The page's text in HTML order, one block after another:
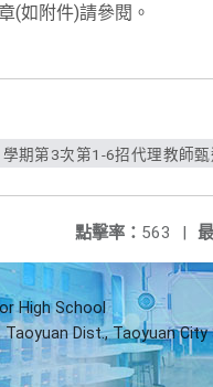
(如附件)請參閱。
期第3次第1-6招代理教師
點擊率： 563 |
High School
Taoyuan Dist., Taoyuan City